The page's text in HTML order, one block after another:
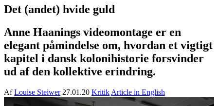
Det (andet) hvide guld
Anne Haanings videomontage er en
elegant påmindelse om, hvordan et vigtigt
kapitel i dansk kolonihistorie forsvinder
ud af den kollektive erindring.
AfLouise Steiwer 27.01.20 Kritik Article in English